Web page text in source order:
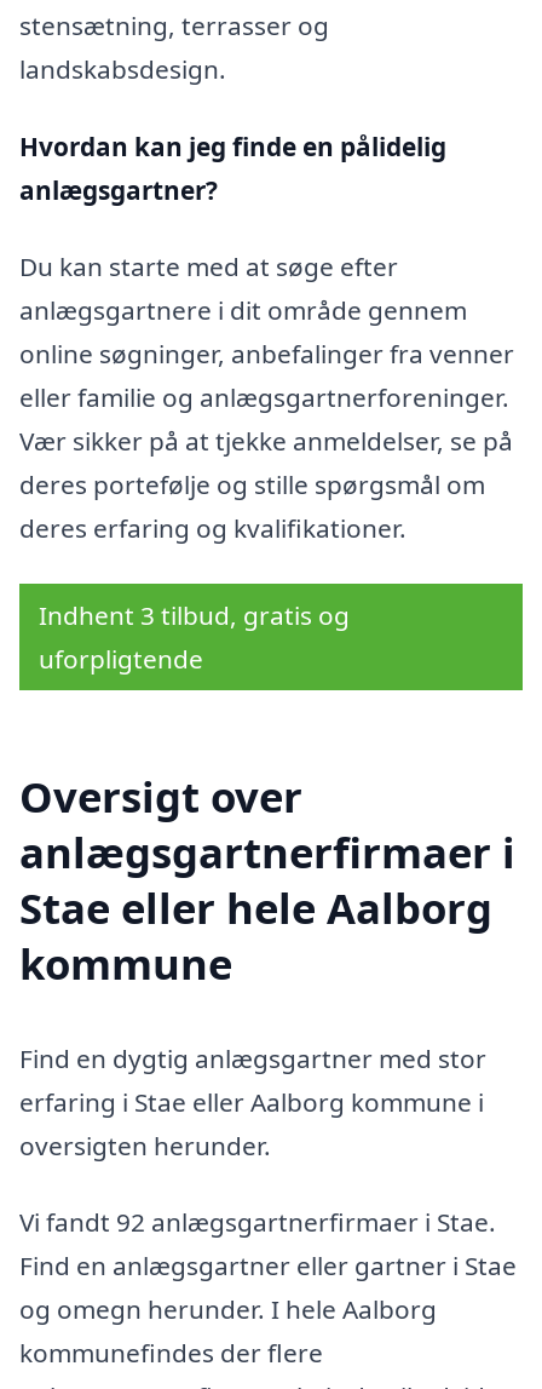
stensætning, terrasser og
landskabsdesign.
Hvordan kan jeg finde en pålidelig
anlægsgartner?
Du kan starte med at søge efter
anlægsgartnere i dit område gennem
online søgninger, anbefalinger fra venner
eller familie og anlægsgartnerforeninger.
Vær sikker på at tjekke anmeldelser, se på
deres portefølje og stille spørgsmål om
deres erfaring og kvalifikationer.
Indhent 3 tilbud, gratis og
uforpligtende
Oversigt over
anlægsgartnerfirmaer i
Stae eller hele Aalborg
kommune
Find en dygtig anlægsgartner med stor
erfaring i Stae eller Aalborg kommune i
oversigten herunder.
Vi fandt 92 anlægsgartnerfirmaer i Stae.
Find en anlægsgartner eller gartner i Stae
og omegn herunder. I hele Aalborg
kommunefindes der flere